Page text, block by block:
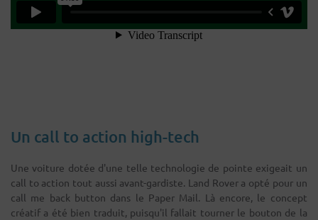
Un call to action high-tech
Une voiture dotée d'une telle technologie de pointe exigeait un
call to action tout aussi avant-gardiste. Land Rover a opté pour un
call me back button dans le Paper Mail. Là encore, le concept
créatif a été bien traduit, puisqu'il fallait tourner le bouton de la